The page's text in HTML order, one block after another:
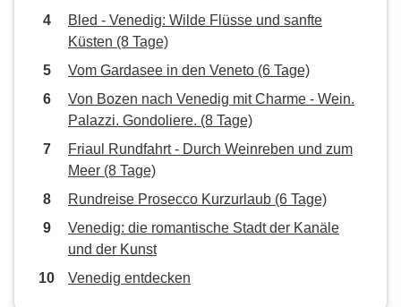
Bled - Venedig: Wilde Flüsse und sanfte
Küsten (8 Tage)
Vom Gardasee in den Veneto (6 Tage)
Von Bozen nach Venedig mit Charme - Wein.
Palazzi. Gondoliere. (8 Tage)
Friaul Rundfahrt - Durch Weinreben und zum
Meer (8 Tage)
Rundreise Prosecco Kurzurlaub (6 Tage)
Venedig: die romantische Stadt der Kanäle
und der Kunst
Venedig entdecken